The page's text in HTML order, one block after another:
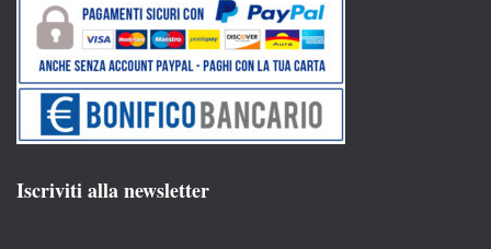
Iscriviti alla newsletter